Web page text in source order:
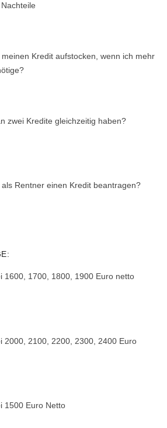
meinen Kredit aufstocken, wenn ich mehr
zwei Kredite gleichzeitig haben?
als Rentner einen Kredit beantragen?
1600, 1700, 1800, 1900 Euro netto
2000, 2100, 2200, 2300, 2400 Euro
1500 Euro Netto